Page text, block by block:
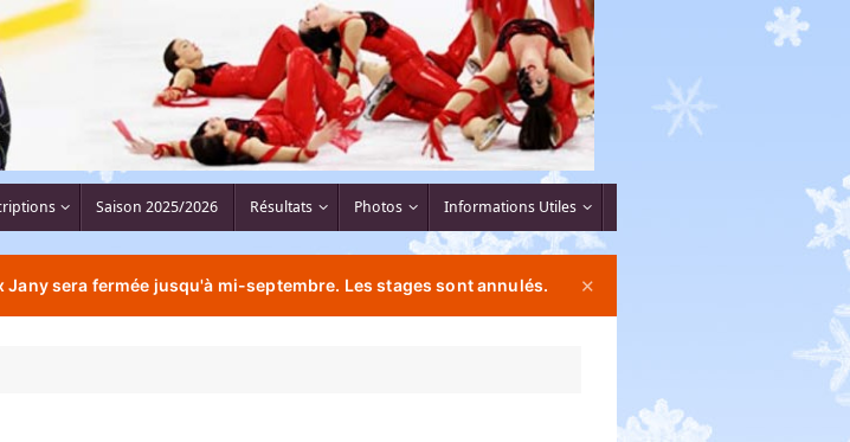
Saison 2025/2026 Résultats Photos Informations Utiles
sera fermée jusqu'à mi-septembre. Les stages sont annulés. ✕